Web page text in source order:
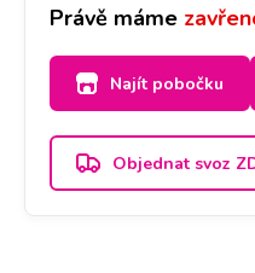
Právě máme
Najít pobočku
Objednat svoz